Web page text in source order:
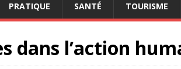
PRATIQUE SANTÉ TOURISME
dans l’action